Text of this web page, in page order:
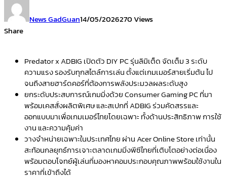
News GadGuan14/05/2026270 Views
Share
Predator x ADBIG เปิดตัว DIY PC รุ่นลิมิเต็ด จัดเต็ม 3 ระดับ
ความแรง รองรับทุกสไตล์การเล่น ตั้งแต่เกมเมอร์สายเริ่มต้น ไป
จนถึงสายฮาร์ดคอร์ที่ต้องการพลังประมวลผลระดับสูง
ยกระดับประสบการณ์เกมมิ่งด้วย Consumer Gaming PC ที่มา
พร้อมเคสสั่งผลิตพิเศษ และสเปกที่ ADBIG ร่วมคัดสรรและ
ออกแบบมาเพื่อเกมเมอร์ไทยโดยเฉพาะ ทั้งด้านประสิทธิภาพ การใช้
งาน และความคุ้มค่า
วางจำหน่ายเฉพาะในประเทศไทย ผ่าน Acer Online Store เท่านั้น
สะท้อนกลยุทธ์การเจาะตลาดเกมมิ่งพีซีไทยที่เติบโตอย่างต่อเนื่อง
พร้อมตอบโจทย์ผู้เล่นที่มองหาคอมประกอบคุณภาพพร้อมใช้งานใน
ราคาที่เข้าถึงได้